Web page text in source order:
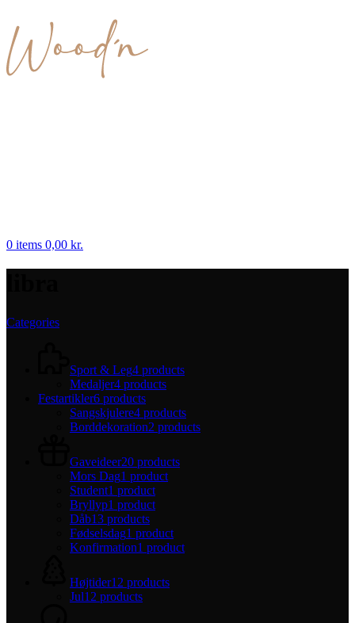
0 items 0,00 kr.
Categories
Sport & Leg4 products
Medaljer4 products
Festartikler6 products
Sangskjulere4 products
Borddekoration2 products
Gaveideer20 products
Mors Dag1 product
Student1 product
Bryllyp1 product
Dåb13 products
Fødselsdag1 product
Konfirmation1 product
Højtider12 products
Jul12 products